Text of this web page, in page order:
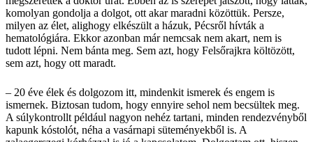
komolyan gondolja a dolgot, ott akar maradni közöttük. Persze,
milyen az élet, alighogy elkészült a házuk, Pécsről hívták a
hematológiára. Ekkor azonban már nemcsak nem akart, nem is
tudott lépni. Nem bánta meg. Sem azt, hogy Felsőrajkra költözött,
sem azt, hogy ott maradt.
– 20 éve élek és dolgozom itt, mindenkit ismerek és engem is
ismernek. Biztosan tudom, hogy ennyire sehol nem becsültek meg.
A súlykontrollt például nagyon nehéz tartani, minden rendezvényből
kapunk kóstolót, néha a vasárnapi süteményekből is. A